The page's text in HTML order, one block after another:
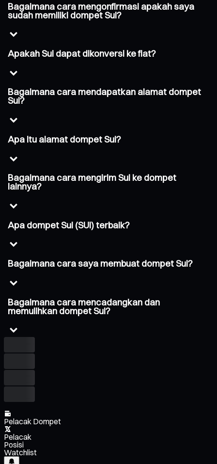
Bagaimana cara mengonfirmasi apakah saya
sudah memiliki dompet Sui?
Apakah Sui dapat dikonversi ke fiat?
Bagaimana cara mendapatkan alamat dompet
Sui?
Apa itu alamat dompet Sui?
Bagaimana cara mengirim Sui ke dompet
lainnya?
Apa dompet Sui (SUI) terbaik?
Bagaimana cara saya membuat dompet Sui?
Bagaimana cara mencadangkan dan
memulihkan dompet Sui?
Pelacak Dompet
Pelacak
Posisi
Watchlist